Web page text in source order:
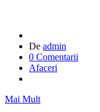
De admin
0 Comentarii
Afaceri
Mai Mult